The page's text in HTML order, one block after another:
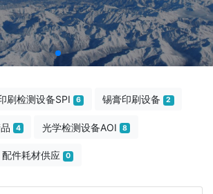
刷检测设备SPI 6 锡膏印刷设备 2
4 光学检测设备AOI 8
配件耗材供应 0